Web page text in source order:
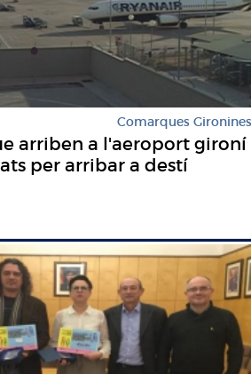
Comarques Gironines
arriben a l'aeroport gironí
per arribar a destí